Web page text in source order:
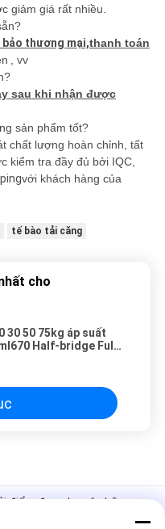
giảm giá rất nhiều.
bảo thương mại,thanh toán
, vv
sau khi nhận được
sản phẩm tốt?
chất lượng hoàn chỉnh, tất
kiểm tra đầy đủ bởi IQC,
pingvới khách hàng của
tế bào tải căng
cho
30 50 75kg áp suất
Half-bridge Full
điểm đơn cho cân bằng